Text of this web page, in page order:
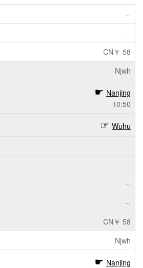
--
--
CN￥ 58
Njwh
Nanjing
10:50
Wuhu
--
--
--
--
CN￥ 58
Njwh
Nanjing